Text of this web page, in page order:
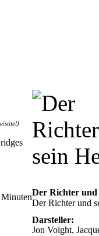
Der Richter und
Der Richter und
Darsteller:
Jon Voight,